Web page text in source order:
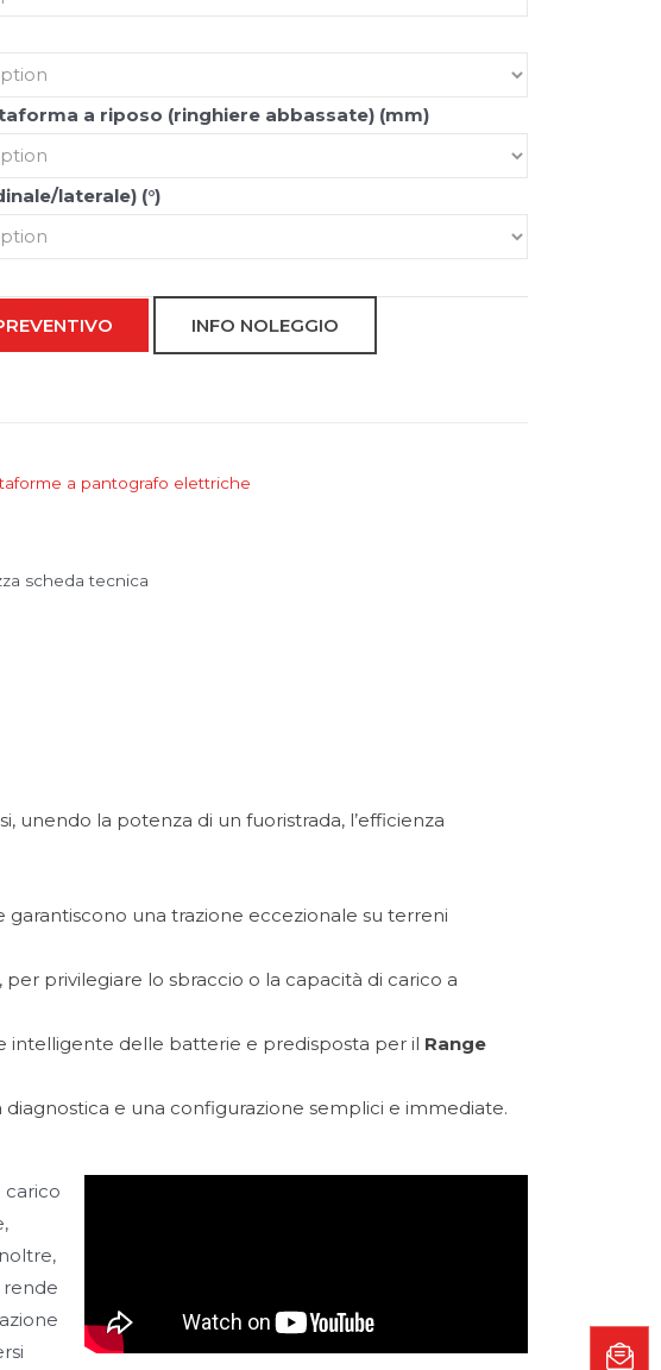
INFO NOLEGGIO
a riposo (ringhiere abbassate) (mm)
laterale) (°)
a pantografo elettriche
scheda tecnica
la potenza di un fuoristrada, l’efficienza
garantiscono una trazione eccezionale su terreni
, per privilegiare lo sbraccio o la capacità di carico a
intelligente delle batterie e predisposta per il Range
diagnostica e una configurazione semplici e immediate.
carico
rende